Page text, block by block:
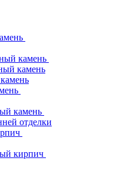
камень
камень
камень
отделки
кирпич